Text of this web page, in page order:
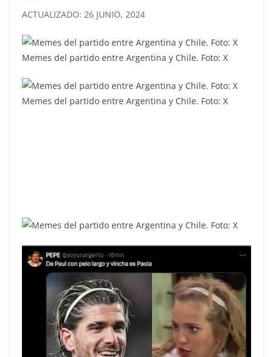
ACTUALIZADO: 26 JUNIO, 2024
Memes del partido entre Argentina y Chile. Foto: X
Memes del partido entre Argentina y Chile. Foto: X